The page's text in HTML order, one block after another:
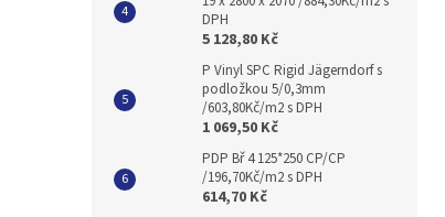
DPH
5 128,80 Kč
P Vinyl SPC Rigid Jägerndorf s
podložkou 5/0,3mm
/603,80Kč/m2 s DPH
1 069,50 Kč
PDP Bř 4 125*250 CP/CP
/196,70Kč/m2 s DPH
614,70 Kč